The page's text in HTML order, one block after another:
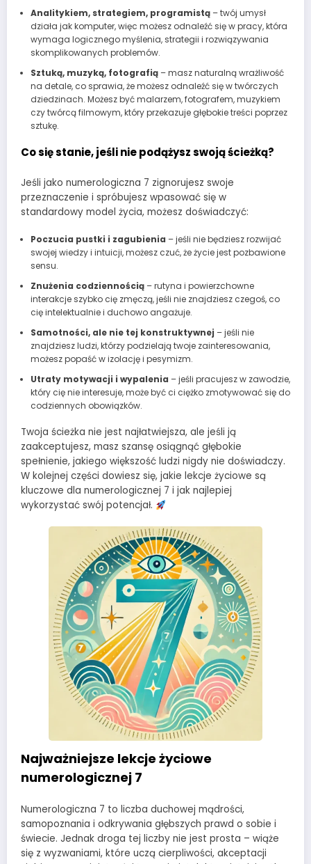
Analitykiem, strategiem, programistą– twój umysł
działa jak komputer, więc możesz odnaleźć się w pracy, która
wymaga logicznego myślenia, strategii i rozwiązywania
skomplikowanych problemów.
Sztuką, muzyką, fotografią– masz naturalną wrażliwość
na detale, co sprawia, że możesz odnaleźć się w twórczych
dziedzinach. Możesz być malarzem, fotografem, muzykiem
czy twórcą filmowym, który przekazuje głębokie treści poprzez
sztukę.
Co się stanie, jeśli nie podążysz swoją ścieżką?
Jeśli jako numerologiczna 7 zignorujesz swoje
przeznaczenie i spróbujesz wpasować się w
standardowy model życia, możesz doświadczyć:
Poczucia pustki i zagubienia – jeśli nie będziesz rozwijać
swojej wiedzy i intuicji, możesz czuć, że życie jest pozbawione
sensu.
Znużenia codziennością– rutyna i powierzchowne
interakcje szybko cię zmęczą, jeśli nie znajdziesz czegoś, co
cię intelektualnie i duchowo angażuje.
Samotności, ale nie tej konstruktywnej – jeśli nie
znajdziesz ludzi, którzy podzielają twoje zainteresowania,
możesz popaść w izolację i pesymizm.
Utraty motywacji i wypalenia – jeśli pracujesz w zawodzie,
który cię nie interesuje, może być ci ciężko zmotywować się do
codziennych obowiązków.
Twoja ścieżka nie jest najłatwiejsza, ale jeśli ją
zaakceptujesz, masz szansę osiągnąć głębokie
spełnienie, jakiego większość ludzi nigdy nie doświadczy.
W kolejnej części dowiesz się, jakie lekcje życiowe są
kluczowe dla numerologicznej 7 i jak najlepiej
wykorzystać swój potencjał.
Najważniejsze lekcje życiowe
numerologicznej 7
Numerologiczna 7 to liczba duchowej mądrości,
samopoznania i odkrywania głębszych prawd o sobie i
świecie. Jednak droga tej liczby nie jest prosta – wiąże
się z wyzwaniami, które uczą cierpliwości, akceptacji